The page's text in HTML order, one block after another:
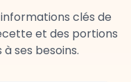
clés de
et des portions
ses besoins.